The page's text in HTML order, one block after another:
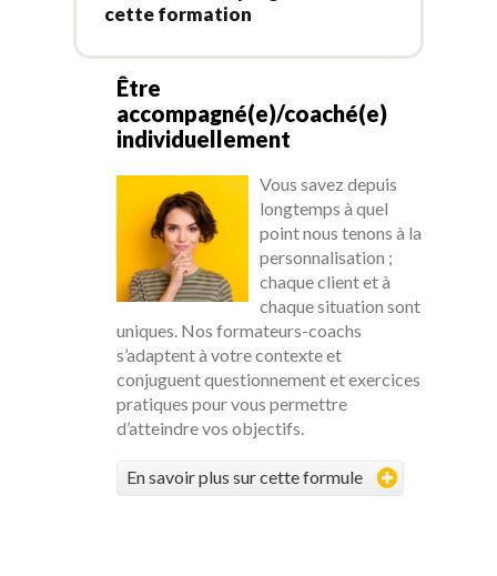
cette formation
Être
accompagné(e)/coaché(e)
individuellement
Vous savez depuis
longtemps à quel
point nous tenons à la
personnalisation ;
chaque client et à
chaque situation sont
uniques. Nos formateurs-coachs
s’adaptent à votre contexte et
conjuguent questionnement et exercices
pratiques pour vous permettre
d’atteindre vos objectifs.
En savoir plus sur cette formule